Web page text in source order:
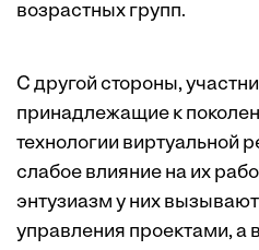
возрастных групп.
С другой стороны,
принадлежащие к
технологии виртуальной
слабое влияние на их
энтузиазм у них
управления проектами, а